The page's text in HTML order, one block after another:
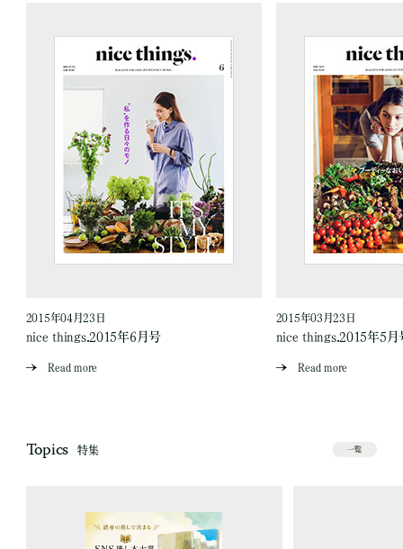
2015年04月23日
nice things.2015年6月号
Read more
2015年03月23日
nice things.2015年5月
Read more
Topics 特集 一覧